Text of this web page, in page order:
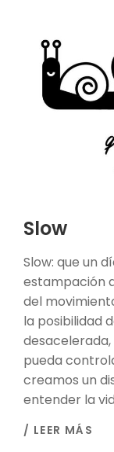
Slow
Slow: que un
estampación
del
la posibilidad
pueda
creamos un
entender la
/ LEER MÁS